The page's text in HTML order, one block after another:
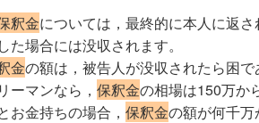
釈金については，最終的に本人に返
た場合には没収されます。
金の額は，被告人が没収されたら困で
ーマンなら， 保釈金の相場は150万か
お金持ちの場合， 保釈金の額が何千万